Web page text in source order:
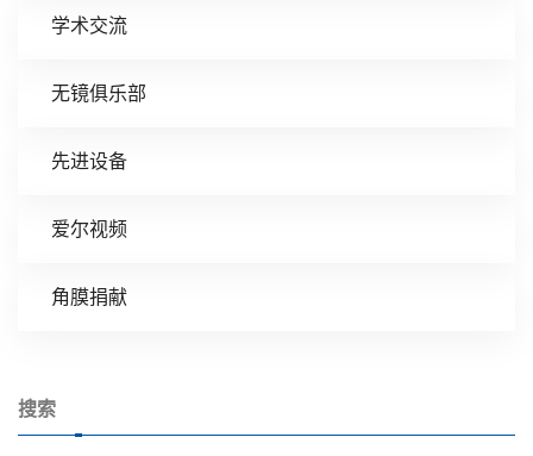
学术交流
无镜俱乐部
先进设备
爱尔视频
角膜捐献
搜索